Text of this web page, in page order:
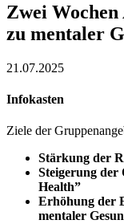
Zwei
zu mentaler
21.07.2025
Infokasten
Ziele der
Stärkung der
Steigerung der
Health”
Erhöhung der
mentaler